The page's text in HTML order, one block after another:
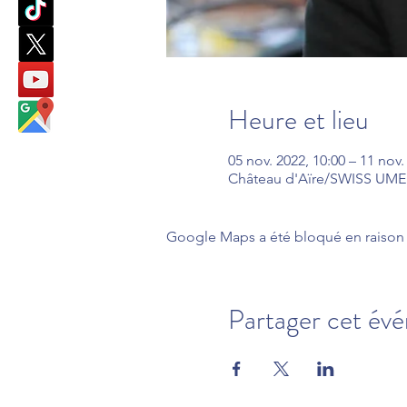
Heure et lieu
05 nov. 2022, 10:00 – 11
Château d'Aïre/SWISS
Google Maps a été bloqué en
Partager cet